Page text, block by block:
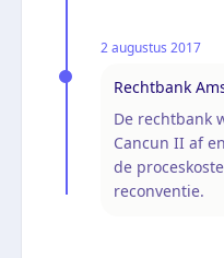
2 augustus 2017
Rechtbank
De rechtbank
Cancun II af
de
reconventie.